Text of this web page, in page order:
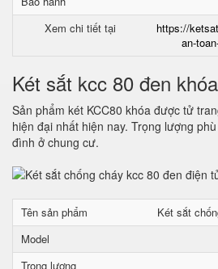
Xem chi tiết tại
https://
an-
Két sắt kcc 80 đen
Sản phẩm két KCC80 khóa được tử
hiện đại nhất hiện nay. Trọng lượng
đình ở chung cư.
Tên sản phẩm
Két sắt
Model
Trọng lượng